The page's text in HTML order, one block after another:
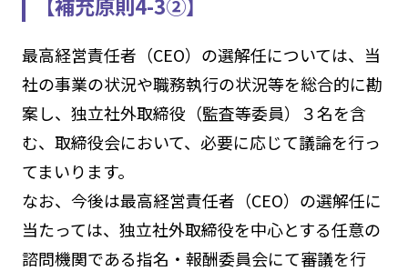
最高経営責任者（CEO）の選解任については、当
社の事業の状況や職務執行の状況等を総合的に勘
案し、独立社外取締役（監査等委員）３名を含
む、取締役会において、必要に応じて議論を行っ
てまいります。
なお、今後は最高経営責任者（CEO）の選解任に
当たっては、独立社外取締役を中心とする任意の
諮問機関である指名・報酬委員会にて審議を行